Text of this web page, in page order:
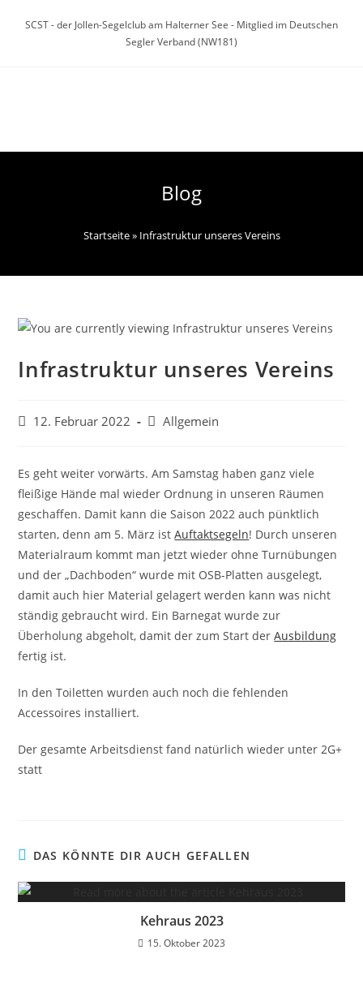
InhaltSCST - der Jollen-Segelclub am Halterner See - Mitglied im Deutschen
Segler Verband (NW181)
Blog
Startseite» Infrastruktur unseres Vereins
Infrastruktur unseres Vereins
Beitrag
12. Februar 2022
Beitrags-
Allgemein
Es geht weiter vorwärts. Am Samstag haben ganz viele
fleißige Hände mal wieder Ordnung in unseren Räumen
geschaffen. Damit kann die Saison 2022 auch pünktlich
starten, denn am 5. März istAuftaktsegeln! Durch unseren
Materialraum kommt man jetzt wieder ohne Turnübungen
und der „Dachboden“ wurde mit OSB-Platten ausgelegt,
damit auch hier Material gelagert werden kann was nicht
ständig gebraucht wird. Ein Barnegat wurde zur
Überholung abgeholt, damit der zum Start derAusbildung
fertig ist.
In den Toiletten wurden auch noch die fehlenden
Accessoires installiert.
Der gesamte Arbeitsdienst fand natürlich wieder unter 2G+
statt
DAS KÖNNTE DIR AUCH GEFALLEN
Kehraus 2023
15. Oktober 2023